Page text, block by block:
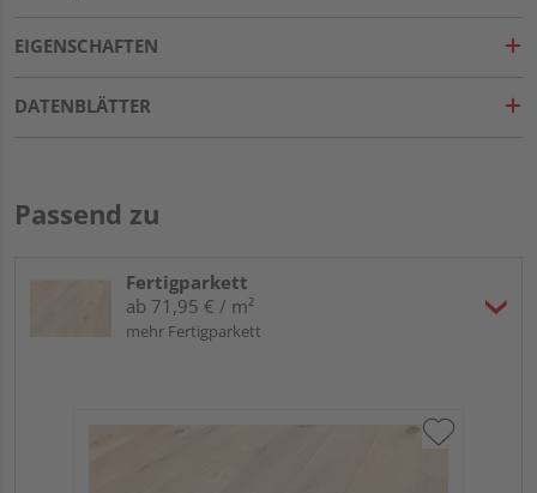
EIGENSCHAFTEN
DATENBLÄTTER
Passend zu
Fertigparkett
ab 71,95 € / m²
mehr Fertigparkett